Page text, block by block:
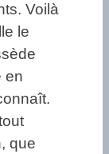
Voilà
le
en
que